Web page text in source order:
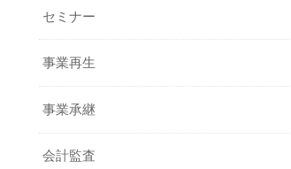
セミナー
事業再生
事業承継
会計監査